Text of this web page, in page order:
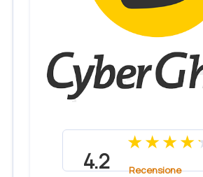
4.2 Recensione